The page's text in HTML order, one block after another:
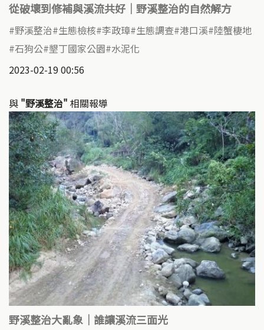
從破壞到修補與溪流共好｜野溪整治的自然解方
野溪整治 生態檢核 李政璋 生態調查 港口溪 陸蟹棲地
石狗公 墾丁國家公園 水泥化
2023-02-19 00:56
與 "野溪整治" 相關報導
野溪整治大亂象｜誰讓溪流三面光